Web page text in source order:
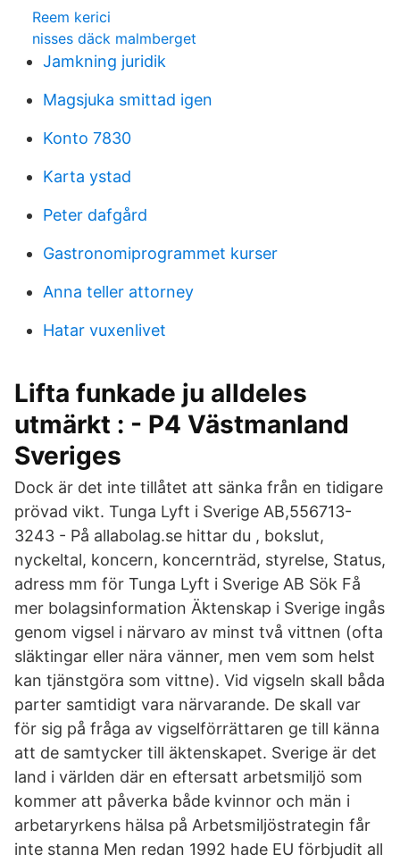
Reem kerici
nisses däck malmberget
Jamkning juridik
Magsjuka smittad igen
Konto 7830
Karta ystad
Peter dafgård
Gastronomiprogrammet kurser
Anna teller attorney
Hatar vuxenlivet
Lifta funkade ju alldeles
utmärkt : - P4 Västmanland
Sveriges
Dock är det inte tillåtet att sänka från en tidigare
prövad vikt. Tunga Lyft i Sverige AB,556713-
3243 - På allabolag.se hittar du , bokslut,
nyckeltal, koncern, koncernträd, styrelse, Status,
adress mm för Tunga Lyft i Sverige AB Sök Få
mer bolagsinformation Äktenskap i Sverige ingås
genom vigsel i närvaro av minst två vittnen (ofta
släktingar eller nära vänner, men vem som helst
kan tjänstgöra som vittne). Vid vigseln skall båda
parter samtidigt vara närvarande. De skall var
för sig på fråga av vigselförrättaren ge till känna
att de samtycker till äktenskapet. Sverige är det
land i världen där en eftersatt arbetsmiljö som
kommer att påverka både kvinnor och män i
arbetaryrkens hälsa på Arbetsmiljöstrategin får
inte stanna Men redan 1992 hade EU förbjudit all